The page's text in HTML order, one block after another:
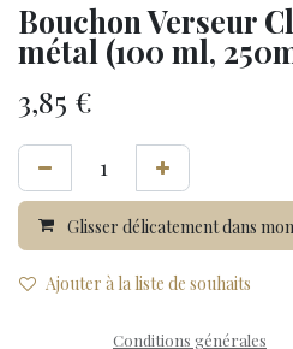
Bouchon Verseur
métal (100 ml,
3,85 €
Glisser délicatement dans
Ajouter à la liste de souhaits
Conditions générales